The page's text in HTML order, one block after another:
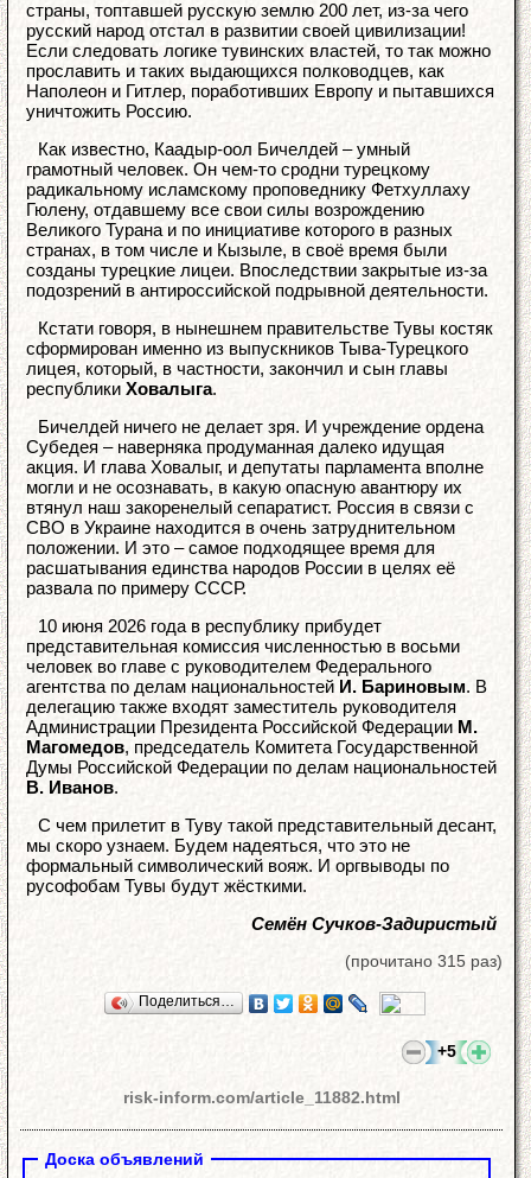
страны, топтавшей русскую землю 200 лет, из-за чего
русский народ отстал в развитии своей цивилизации!
Если следовать логике тувинских властей, то так можно
прославить и таких выдающихся полководцев, как
Наполеон и Гитлер, поработивших Европу и пытавшихся
уничтожить Россию.
Как известно, Каадыр-оол Бичелдей – умный
грамотный человек. Он чем-то сродни турецкому
радикальному исламскому проповеднику Фетхуллаху
Гюлену, отдавшему все свои силы возрождению
Великого Турана и по инициативе которого в разных
странах, в том числе и Кызыле, в своё время были
созданы турецкие лицеи. Впоследствии закрытые из-за
подозрений в антироссийской подрывной деятельности.
Кстати говоря, в нынешнем правительстве Тувы костяк
сформирован именно из выпускников Тыва-Турецкого
лицея, который, в частности, закончил и сын главы
республики Ховалыга.
Бичелдей ничего не делает зря. И учреждение ордена
Субедея – наверняка продуманная далеко идущая
акция. И глава Ховалыг, и депутаты парламента вполне
могли и не осознавать, в какую опасную авантюру их
втянул наш закоренелый сепаратист. Россия в связи с
СВО в Украине находится в очень затруднительном
положении. И это – самое подходящее время для
расшатывания единства народов России в целях её
развала по примеру СССР.
10 июня 2026 года в республику прибудет
представительная комиссия численностью в восьми
человек во главе с руководителем Федерального
агентства по делам национальностей И. Бариновым. В
делегацию также входят заместитель руководителя
Администрации Президента Российской Федерации М.
Магомедов, председатель Комитета Государственной
Думы Российской Федерации по делам национальностей
В. Иванов.
С чем прилетит в Туву такой представительный десант,
мы скоро узнаем. Будем надеяться, что это не
формальный символический вояж. И оргвыводы по
русофобам Тувы будут жёсткими.
Семён Сучков-Задиристый
(прочитано 315 раз)
Поделиться…
+5
risk-inform.com/article_11882.html
Доска объявлений